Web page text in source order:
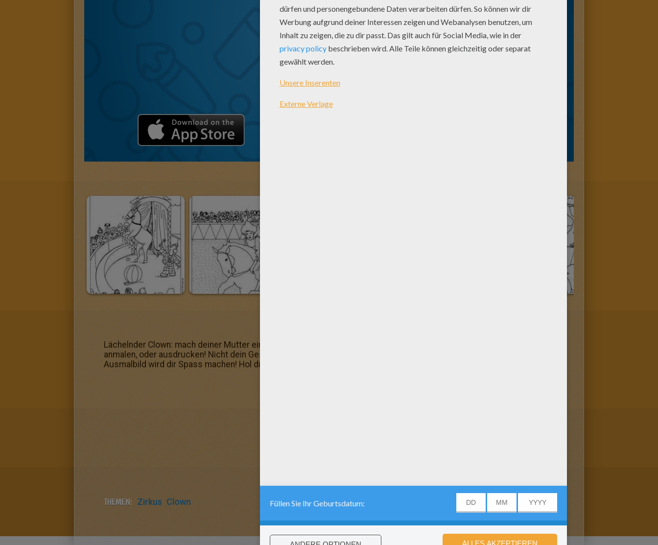
Lächelnder Clown: mach deiner Mutter eine Freude und schenke ihr dieses schöne Ausmalbild! Du kannst es online
anmalen, oder ausdrucken! Nicht dein Geschmack? Mehr findest du hier: Malbogen! Lächelnder Clown: dieses
Ausmalbild wird dir Spass machen! Hol dir deine Stifte und los geht's! Mehr gibt's hier: Malbogen.
THEMEN: Zirkus Clown